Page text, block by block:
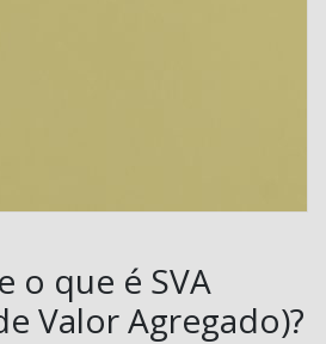
o que é SVA
Valor Agregado)?